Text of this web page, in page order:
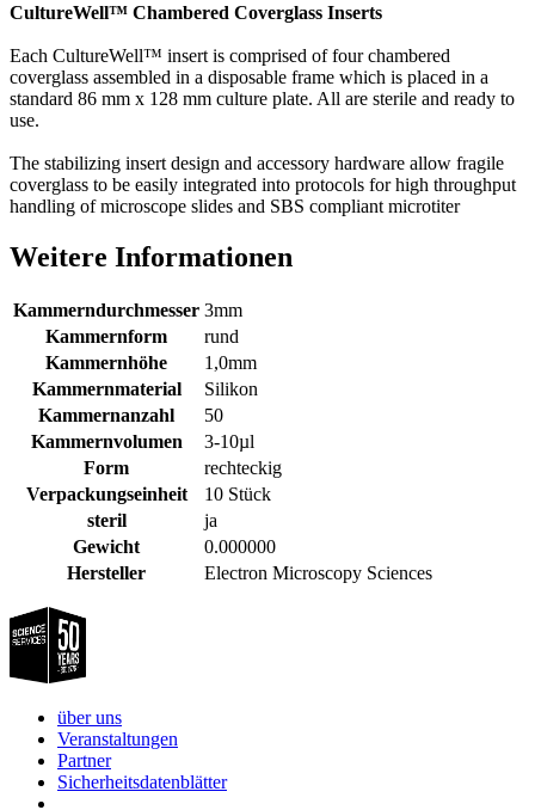
CultureWell™ Chambered Coverglass Inserts
Each CultureWell™ insert is comprised of four chambered
coverglass assembled in a disposable frame which is placed in a
standard 86 mm x 128 mm culture plate. All are sterile and ready to
use.
The stabilizing insert design and accessory hardware allow fragile
coverglass to be easily integrated into protocols for high throughput
handling of microscope slides and SBS compliant microtiter
Weitere Informationen
Kammerndurchmesser 3mm
Kammernform
rund
Kammernhöhe
1,0mm
Kammernmaterial
Silikon
Kammernanzahl
50
Kammernvolumen
3-10µl
Form
rechteckig
Verpackungseinheit
10 Stück
steril
ja
Gewicht
0.000000
Hersteller
Electron Microscopy Sciences
über uns
Veranstaltungen
Partner
Sicherheitsdatenblätter